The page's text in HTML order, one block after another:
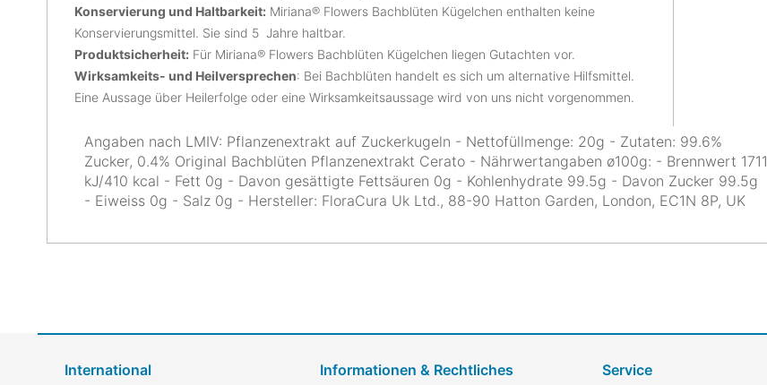
Konservierung und Haltbarkeit: Miriana® Flowers Bachblüten Kügelchen enthalten keine
Konservierungsmittel. Sie sind 5 Jahre haltbar.
Produktsicherheit: Für Miriana® Flowers Bachblüten Kügelchen liegen Gutachten vor.
Wirksamkeits- und Heilversprechen: Bei Bachblüten handelt es sich um alternative Hilfsmittel.
Eine Aussage über Heilerfolge oder eine Wirksamkeitsaussage wird von uns nicht vorgenommen.
Angaben nach LMIV: Pflanzenextrakt auf Zuckerkugeln - Nettofüllmenge: 20g - Zutaten: 99.6%
Zucker, 0.4% Original Bachblüten Pflanzenextrakt Cerato - Nährwertangaben ø100g: - Brennwert 1711
kJ/410 kcal - Fett 0g - Davon gesättigte Fettsäuren 0g - Kohlenhydrate 99.5g - Davon Zucker 99.5g
- Eiweiss 0g - Salz 0g - Hersteller: FloraCura Uk Ltd., 88-90 Hatton Garden, London, EC1N 8P, UK
International
Informationen & Rechtliches
Service